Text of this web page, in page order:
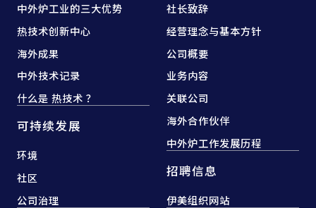
中外炉工业的三大优势
热技术创新中心
海外成果
中外技术记录
什么是 热技术 ？
可持续发展
环境
社区
公司治理
社长致辞
经营理念与基本方针
公司概要
业务内容
关联公司
海外合作伙伴
中外炉工作发展历程
招聘信息
伊美组织网站